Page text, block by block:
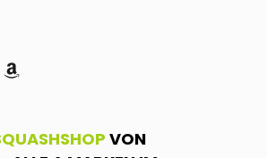
amazon
VON